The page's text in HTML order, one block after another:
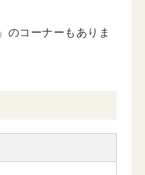
」のコーナーもありま